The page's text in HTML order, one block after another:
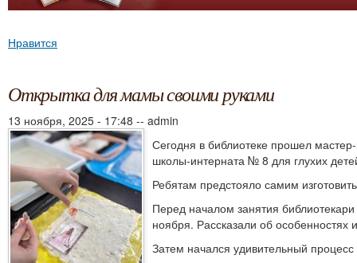
Нравится
Открытка для мамы своими руками
13 ноября, 2025 - 17:48 -- admin
Сегодня в библиотеке прошел
школы-интерната № 8 для глухих
Ребятам предстояло самим
Перед началом занятия
ноября. Рассказали об особенностях
Затем начался удивительный